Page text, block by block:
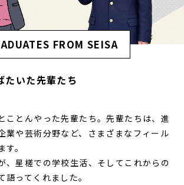
FROM SEISA
たいた先輩たち
ことんやった先輩たち。先輩たちは、進
業や芸術分野など、さまざまなフィール
。
、星槎での学校生活、そしてこれからの
語ってくれました。